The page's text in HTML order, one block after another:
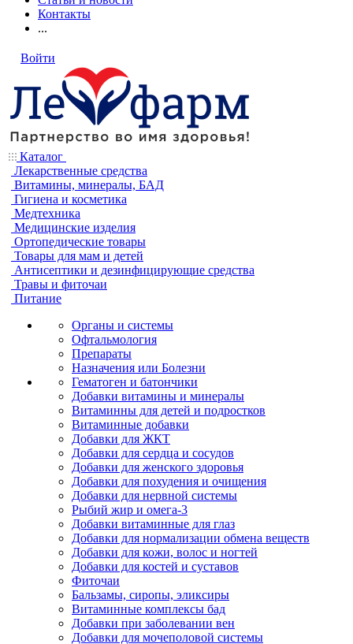
Контакты
...
Войти
Каталог
Лекарственные средства
Витамины, минералы, БАД
Гигиена и косметика
Медтехника
Медицинские изделия
Ортопедические товары
Товары для мам и детей
Антисептики и дезинфицирующие средства
Травы и фиточаи
Питание
Органы и системы
Офтальмология
Препараты
Назначения или Болезни
Гематоген и батончики
Добавки витамины и минералы
Витаминны для детей и подростков
Витаминные добавки
Добавки для ЖКТ
Добавки для сердца и сосудов
Добавки для женского здоровья
Добавки для похудения и очищения
Добавки для нервной системы
Рыбий жир и омега-3
Добавки витаминные для глаз
Добавки для нормализации обмена веществ
Добавки для кожи, волос и ногтей
Добавки для костей и суставов
Фиточаи
Бальзамы, сиропы, эликсиры
Витаминные комплексы бад
Добавки при заболевании вен
Добавки для мочеполовой системы